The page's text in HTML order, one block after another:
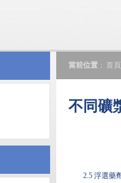
當前位置 ： 首頁
不同礦
2.5 浮選藥